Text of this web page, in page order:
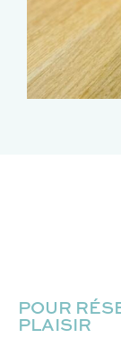
POUR
PLAISIR